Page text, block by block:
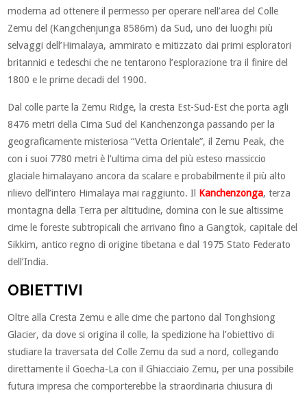
moderna ad ottenere il permesso per operare nell’area del Colle
Zemu del(Kangchenjunga 8586m) da Sud, uno dei luoghi più
selvaggi dell’Himalaya, ammirato e mitizzato dai primi esploratori
britannici e tedeschi che ne tentarono l’esplorazione tra il finire del
1800 e le prime decadi del 1900.
Dal colle parte la Zemu Ridge, la cresta Est-Sud-Est che porta agli
8476 metri della Cima Sud del Kanchenzonga passando per la
geograficamente misteriosa “Vetta Orientale”, il Zemu Peak, che
con i suoi 7780 metri è l’ultima cima del più esteso massiccio
glaciale himalayano ancora da scalare e probabilmente il più alto
rilievo dell’intero Himalaya mai raggiunto. Il Kanchenzonga, terza
montagna della Terra per altitudine, domina con le sue altissime
cime le foreste subtropicali che arrivano fino a Gangtok, capitale del
Sikkim, antico regno di origine tibetana e dal 1975 Stato Federato
dell’India.
OBIETTIVI
Oltre alla Cresta Zemu e alle cime che partono dal Tonghsiong
Glacier, da dove si origina il colle, la spedizione ha l’obiettivo di
studiare la traversata del Colle Zemu da sud a nord, collegando
direttamente il Goecha-La con il Ghiacciaio Zemu, per una possibile
futura impresa che comporterebbe la straordinaria chiusura di